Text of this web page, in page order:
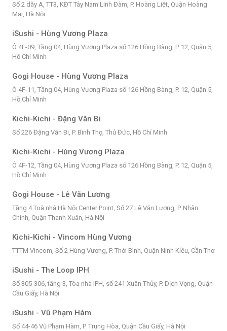
Số 2 dãy A, TT3, KĐT Tây Nam Linh Đàm, P. Hoàng Liệt, Quận Hoàng
Mai, Hà Nội
iSushi - Hùng Vương Plaza
Ô 4F-09, Tầng 04, Hùng Vương Plaza số 126 Hồng Bàng, P. 12, Quận 5,
Hồ Chí Minh
Gogi House - Hùng Vương Plaza
Ô 4F-11, Tầng 04, Hùng Vương Plaza số 126 Hồng Bàng, P. 12, Quận 5,
Hồ Chí Minh
Kichi-Kichi - Đặng Văn Bi
Số 226 Đặng Văn Bi, P. Bình Thọ, Thủ Đức, Hồ Chí Minh
Kichi-Kichi - Hùng Vương Plaza
Ô 4F-12, Tầng 04, Hùng Vương Plaza số 126 Hồng Bàng, P. 12, Quận 5,
Hồ Chí Minh
Gogi House - Lê Văn Lương
Tầng 4 Toà nhà Hà Nội Center Point, Số 27 Lê Văn Lương, P. Nhân
Chính, Quận Thanh Xuân, Hà Nội
Kichi-Kichi - Vincom Hùng Vương
TTTM Vincom, Số 2 Hùng Vương, P. Thới Bình, Quận Ninh Kiều, Cần Thơ
iSushi - The Loop IPH
Số 305-306, tầng 3, Tòa nhà IPH, số 241 Xuân Thủy, P. Dịch Vọng, Quận
Cầu Giấy, Hà Nội
iSushi - Vũ Phạm Hàm
Số 44-46 Vũ Phạm Hàm, P. Trung Hòa, Quận Cầu Giấy, Hà Nội